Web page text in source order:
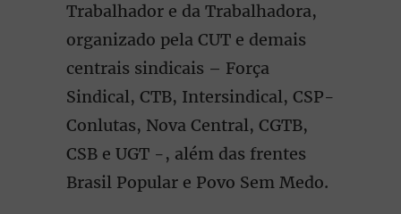
Trabalhador e da Trabalhadora,
organizado pela CUT e demais
centrais sindicais – Força
Sindical, CTB, Intersindical, CSP-
Conlutas, Nova Central, CGTB,
CSB e UGT -, além das frentes
Brasil Popular e Povo Sem Medo.